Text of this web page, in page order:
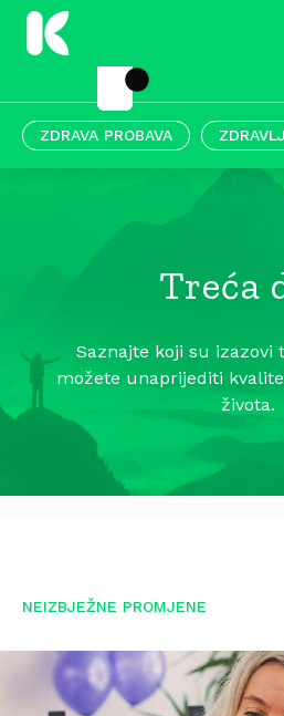
ZDRAVA PROBAVA
Treća
Saznajte koji su izazovi
možete unaprijediti
života.
NEIZBJEŽNE PROMJENE